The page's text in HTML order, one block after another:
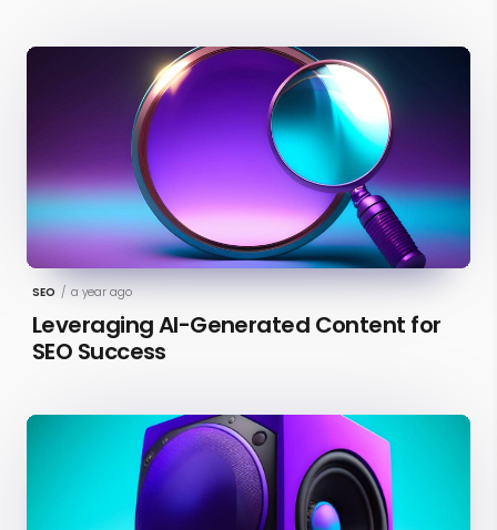
SEO / a year ago
Leveraging AI-Generated Content for
SEO Success